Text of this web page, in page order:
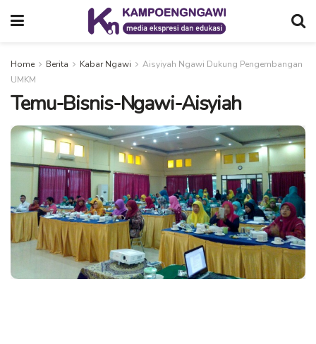
Home Berita Kabar Ngawi
Aisyiyah Ngawi Dukung Pengembangan
UMKM
Temu-Bisnis-Ngawi-Aisyiah